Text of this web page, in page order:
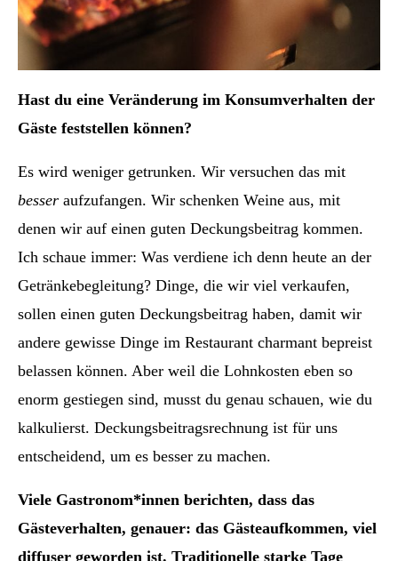
Hast du eine Veränderung im Konsumverhalten der
Gäste feststellen können?
Es wird weniger getrunken. Wir versuchen das mit
besser aufzufangen. Wir schenken Weine aus, mit
denen wir auf einen guten Deckungsbeitrag kommen.
Ich schaue immer: Was verdiene ich denn heute an der
Getränkebegleitung? Dinge, die wir viel verkaufen,
sollen einen guten Deckungsbeitrag haben, damit wir
andere gewisse Dinge im Restaurant charmant bepreist
belassen können. Aber weil die Lohnkosten eben so
enorm gestiegen sind, musst du genau schauen, wie du
kalkulierst. Deckungsbeitragsrechnung ist für uns
entscheidend, um es besser zu machen.
Viele Gastronom*innen berichten, dass das
Gästeverhalten, genauer: das Gästeaufkommen, viel
diffuser geworden ist. Traditionelle starke Tage